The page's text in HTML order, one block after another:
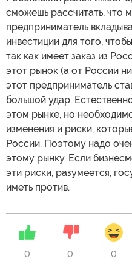
сможешь рассчитать, что
предприниматель
инвестиции для того,
так как имеет заказ из
этот рынок (а от России
этот предприниматель
большой удар.
этом рынке, но
изменения и риски,
России. Поэтому надо
этому рынку. Если
эти риски, разумеется,
иметь против.
0 0 0